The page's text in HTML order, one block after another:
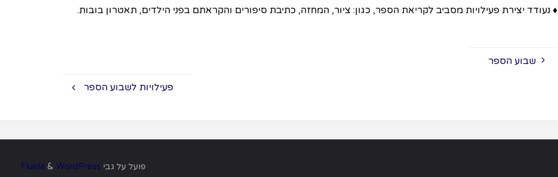
♦ נעודד יצירת פעילויות מסביב לקריאת הספר, כגון: ציור, המחזה, כתיבת סיפורים והקראתם בפני הילדים, תאטרון בובות.
שבוע הספר
פעילויות לשבוע הספר
פועל על גבי & WordPress.